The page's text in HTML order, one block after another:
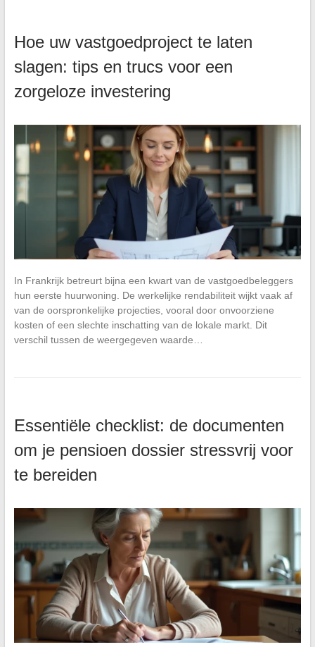
Hoe uw vastgoedproject te laten
slagen: tips en trucs voor een
zorgeloze investering
In Frankrijk betreurt bijna een kwart van de vastgoedbeleggers
hun eerste huurwoning. De werkelijke rendabiliteit wijkt vaak af
van de oorspronkelijke projecties, vooral door onvoorziene
kosten of een slechte inschatting van de lokale markt. Dit
verschil tussen de weergegeven waarde…
Essentiële checklist: de documenten
om je pensioen dossier stressvrij voor
te bereiden